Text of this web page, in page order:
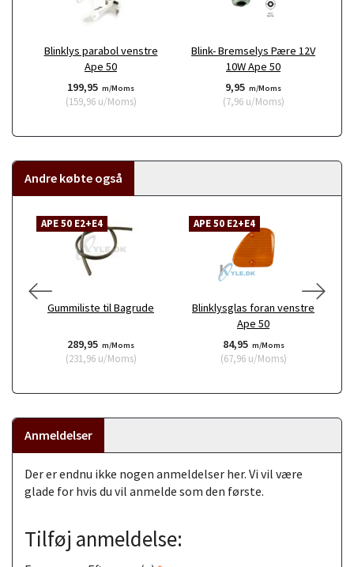
Blinklys parabol venstre
Ape 50
199,95 m/Moms
(159,96u/Moms)
Blink- Bremselys Pære 12V
10W Ape 50
9,95 m/Moms
(7,96u/Moms)
Andre købte også
APE 50 E2+E4
Gummiliste til Bagrude
289,95 m/Moms
(231,96u/Moms)
APE 50 E2+E4
Blinklysglas foran venstre
Ape 50
84,95 m/Moms
(67,96u/Moms)
Anmeldelser
Der er endnu ikke nogen anmeldelser her. Vi vil være
glade for hvis du vil anmelde som den første.
Tilføj anmeldelse: